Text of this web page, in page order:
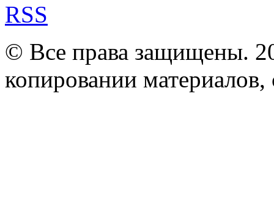
RSS
© Все права защищены.
копировании материалов,